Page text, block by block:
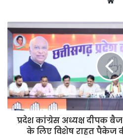
प्रदेश कांग्रेस अध्यक्ष दीपक बैज
के लिए विशेष राहत पैकेज